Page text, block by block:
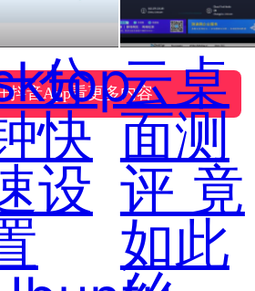
分
快
设
云桌
面测
评 竟
如此
抖音App看更多内容